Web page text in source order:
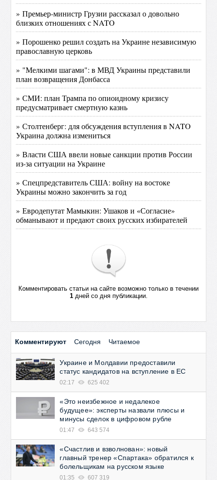
» Премьер-министр Грузии рассказал о довольно
близких отношениях с NATO
» Порошенко решил создать на Украине независимую
православную церковь
» "Мелкими шагами": в МВД Украины представили
план возвращения Донбасса
» СМИ: план Трампа по опиоидному кризису
предусматривает смертную казнь
» Столтенберг: для обсуждения вступления в NATO
Украина должна измениться
» Власти США ввели новые санкции против России
из-за ситуации на Украине
» Спецпредставитель США: войну на востоке
Украины можно закончить за год
» Евродепутат Мамыкин: Ушаков и «Согласие»
обманывают и предают своих русских избирателей
Комментировать статьи на сайте возможно только в течении
1дней со дня публикации.
Комментируют Сегодня Читаемое
Украине и Молдавии предоставили
статус кандидатов на вступление в ЕС
02:17 625 402
«Это неизбежное и недалекое
будущее»: эксперты назвали плюсы и
минусы сделок в цифровом рубле
01:47 643 574
«Счастлив и взволнован»: новый
главный тренер «Спартака» обратился к
болельщикам на русском языке
01:35 607 319